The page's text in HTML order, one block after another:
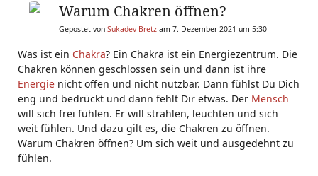
Warum Chakren öffnen?
Gepostet von Sukadev Bretz am 7. Dezember 2021 um 5:30
Was ist ein Chakra? Ein Chakra ist ein Energiezentrum. Die
Chakren können geschlossen sein und dann ist ihre
Energie nicht offen und nicht nutzbar. Dann fühlst Du Dich
eng und bedrückt und dann fehlt Dir etwas. Der Mensch
will sich frei fühlen. Er will strahlen, leuchten und sich
weit fühlen. Und dazu gilt es, die Chakren zu öffnen.
Warum Chakren öffnen? Um sich weit und ausgedehnt zu
fühlen.